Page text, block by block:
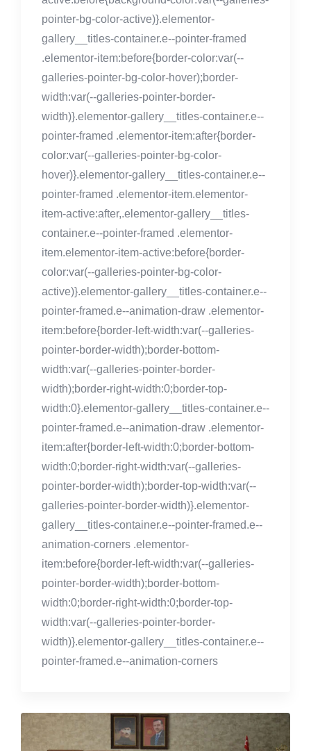
pointer-bg-color-active)}.elementor-
gallery__titles-container.e--pointer-framed
.elementor-item:before{border-color:var(--
galleries-pointer-bg-color-hover);border-
width:var(--galleries-pointer-border-
width)}.elementor-gallery__titles-container.e--
pointer-framed .elementor-item:after{border-
color:var(--galleries-pointer-bg-color-
hover)}.elementor-gallery__titles-container.e--
pointer-framed .elementor-item.elementor-
item-active:after,.elementor-gallery__titles-
container.e--pointer-framed .elementor-
item.elementor-item-active:before{border-
color:var(--galleries-pointer-bg-color-
active)}.elementor-gallery__titles-container.e--
pointer-framed.e--animation-draw .elementor-
item:before{border-left-width:var(--galleries-
pointer-border-width);border-bottom-
width:var(--galleries-pointer-border-
width);border-right-width:0;border-top-
width:0}.elementor-gallery__titles-container.e--
pointer-framed.e--animation-draw .elementor-
item:after{border-left-width:0;border-bottom-
width:0;border-right-width:var(--galleries-
pointer-border-width);border-top-width:var(--
galleries-pointer-border-width)}.elementor-
gallery__titles-container.e--pointer-framed.e--
animation-corners .elementor-
item:before{border-left-width:var(--galleries-
pointer-border-width);border-bottom-
width:0;border-right-width:0;border-top-
width:var(--galleries-pointer-border-
width)}.elementor-gallery__titles-container.e--
pointer-framed.e--animation-corners